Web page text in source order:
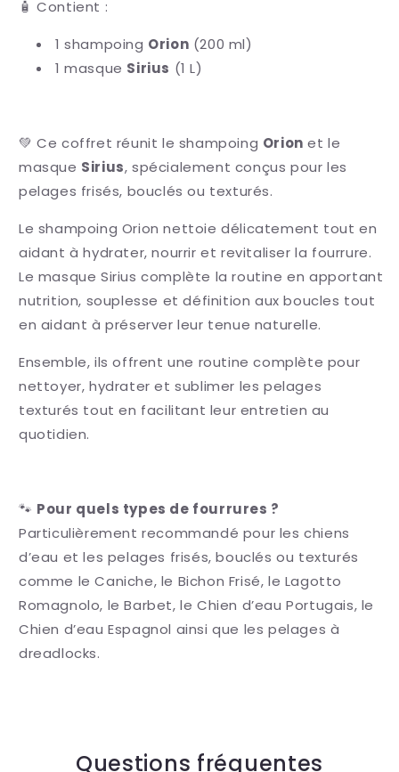
🧴 Contient :
1 shampoing Orion (200 ml)
1 masque Sirius (1 L)
💚 Ce coffret réunit le shampoing Orion et le
masque Sirius, spécialement conçus pour les
pelages frisés, bouclés ou texturés.
Le shampoing Orion nettoie délicatement tout en
aidant à hydrater, nourrir et revitaliser la fourrure.
Le masque Siriuscomplète la routine en apportant
nutrition, souplesse et définition aux boucles tout
en aidant à préserver leur tenue naturelle.
Ensemble, ils offrent une routine complète pour
nettoyer, hydrater et sublimer les pelages
texturés tout en facilitant leur entretien au
quotidien.
🐾 Pour quels types de fourrures ?
Particulièrement recommandé pour les chiens
d’eau et les pelages frisés, bouclés ou texturés
comme leCaniche, le Bichon Frisé, le Lagotto
Romagnolo, leBarbet, leChien d’eau Portugais, le
Chien d’eau Espagnol ainsi que les pelages à
dreadlocks.
Questions fréquentes